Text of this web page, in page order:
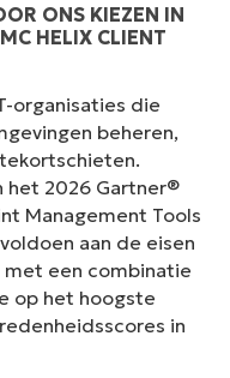
ONS KIEZEN IN
HELIX CLIENT
organisaties die
beheren,
het 2026 Gartner®
Management Tools
aan de eisen
een combinatie
op het hoogste
in